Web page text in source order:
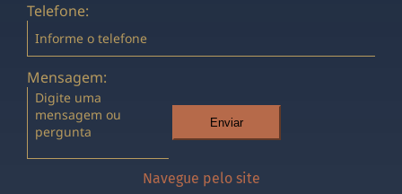
Telefone:
Mensagem:
Enviar
Navegue pelo site